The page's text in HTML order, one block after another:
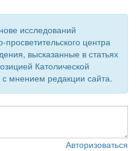
исследований
центра
высказанные в статьях
Католической
с мнением редакции сайта.
Авторизоваться